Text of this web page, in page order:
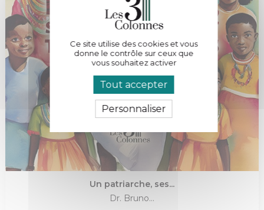
Un patriarche, ses...
Dr. Bruno...
Ce site utilise des cookies et vous
donne le contrôle sur ceux que
vous souhaitez activer
Tout accepter
Personnaliser